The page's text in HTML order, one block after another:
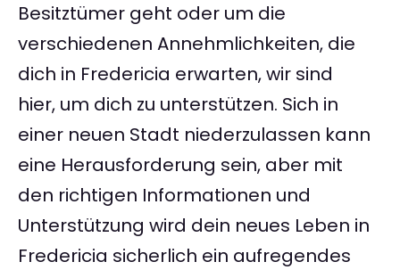
Besitztümer geht oder um die
verschiedenen Annehmlichkeiten, die
dich in Fredericia erwarten, wir sind
hier, um dich zu unterstützen. Sich in
einer neuen Stadt niederzulassen kann
eine Herausforderung sein, aber mit
den richtigen Informationen und
Unterstützung wird dein neues Leben in
Fredericia sicherlich ein aufregendes